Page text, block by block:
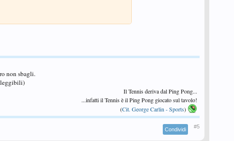
non sbagli.
leggibili)
Il Tennis deriva dal Ping Pong...
...infatti il Tennis è il Ping Pong giocato sul tavolo!
(Cit. George Carlin - Sports)
Condividi #5